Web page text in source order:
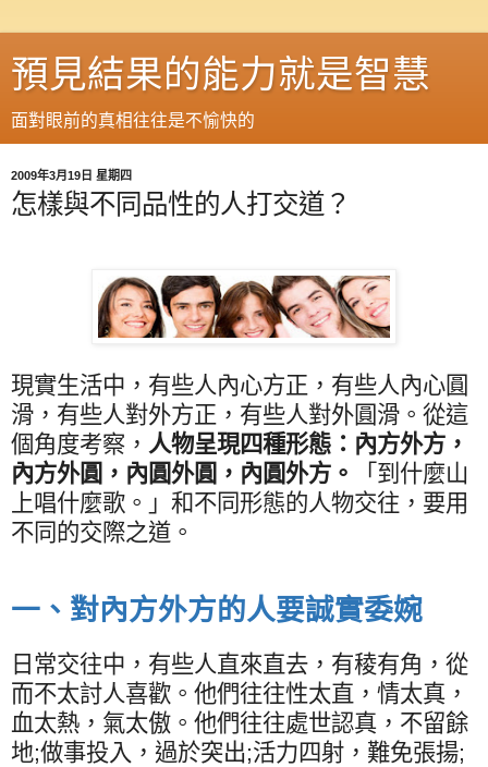
預見結果的能力就是智慧
面對眼前的真相往往是不愉快的
2009年3月19日 星期四
怎樣與不同品性的人打交道？
現實生活中，有些人內心方正，有些人內心圓
滑，有些人對外方正，有些人對外圓滑。從這
個角度考察， 人物呈現四種形態：內方外方，
內方外圓，內圓外圓，內圓外方。
「到什麼山
上唱什麼歌。」和不同形態的人物交往，要用
不同的交際之道。
一、對內方外方的人要誠實委婉
日常交往中，有些人直來直去，有稜有角，從
而不太討人喜歡。他們往往性太直，情太真，
血太熱，氣太傲。他們往往處世認真，不留餘
地;做事投入，過於突出;活力四射，難免張揚;